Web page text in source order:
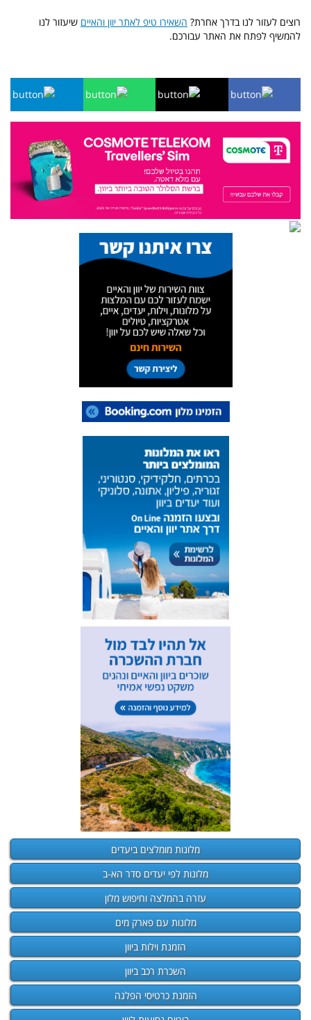
רוצים לעזור לנו בדרך אחרת? השאירו טיפ לאתר יוון והאיים שיעזור לנו
להמשיף לפתח את האתר עבורכם.
מלונות מומלצים ביעדים
מלונות לפי יעדים סדר הא-ב
עזרה בהמלצה וחיפוש מלון
מלונות עם פארק מים
הזמנת וילות ביוון
השכרת רכב ביוון
הזמנת כרטיסי הפלגה